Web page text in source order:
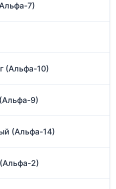
7)
(Альфа-10)
9)
(Альфа-14)
2)